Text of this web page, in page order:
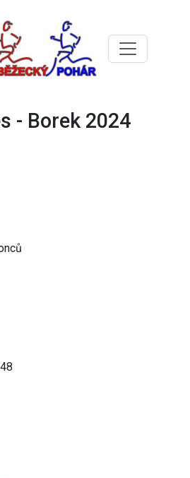
- Borek 2024